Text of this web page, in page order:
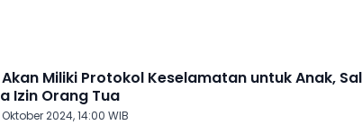
Miliki Protokol Keselamatan untuk Anak,
Izin Orang Tua
2024, 14:00 WIB